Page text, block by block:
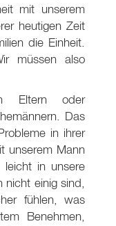
mit unserem
heutigen Zeit
die Einheit.
müssen also
Eltern oder
Das
in ihrer
unserem Mann
in unsere
nicht einig sind,
fühlen, was
Benehmen,